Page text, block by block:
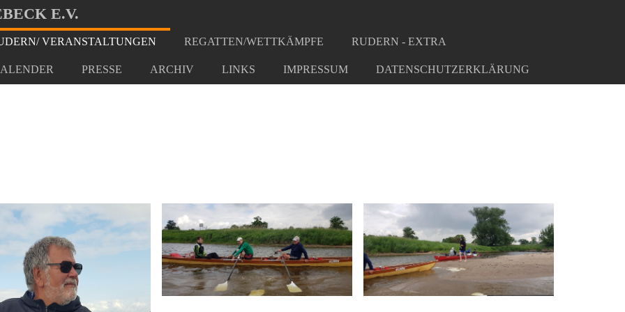
E.V.
VERANSTALTUNGEN REGATTEN/WETTKÄMPFE RUDERN - EXTRA
PRESSE ARCHIV LINKS IMPRESSUM DATENSCHUTZERKLÄRUNG